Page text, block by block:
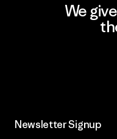
We
Newsletter Signup